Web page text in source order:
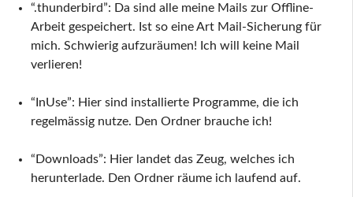
“.thunderbird”: Da sind alle meine Mails zur Offline-
Arbeit gespeichert. Ist so eine Art Mail-Sicherung für
mich. Schwierig aufzuräumen! Ich will keine Mail
verlieren!
“InUse”: Hier sind installierte Programme, die ich
regelmässig nutze. Den Ordner brauche ich!
“Downloads”: Hier landet das Zeug, welches ich
herunterlade. Den Ordner räume ich laufend auf.